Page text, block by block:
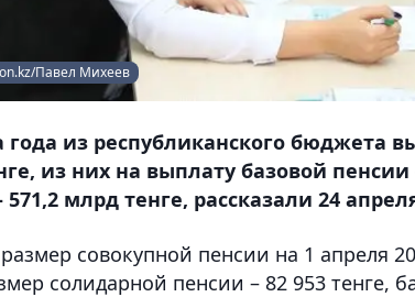
Павел Михеев
года из республиканского бюджета
из них на выплату базовой
571,2 млрд тенге, рассказали 24
совокупной пенсии на 1 апреля
солидарной пенсии – 82 953 тенге,